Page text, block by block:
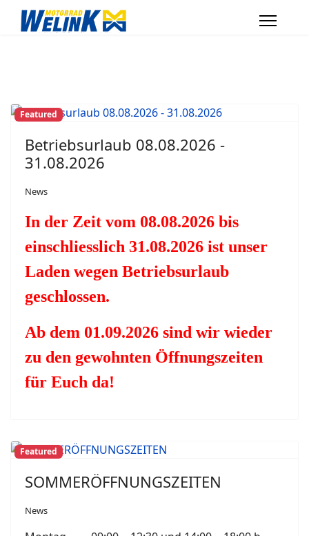
Featured
Betriebsurlaub 08.08.2026 -
31.08.2026
News
In der Zeit vom 08.08.2026 bis
einschliesslich 31.08.2026 ist unser
Laden wegen Betriebsurlaub
geschlossen.
Ab dem 01.09.2026 sind wir wieder
zu den gewohnten Öffnungszeiten
für Euch da!
Featured
SOMMERÖFFNUNGSZEITEN
News